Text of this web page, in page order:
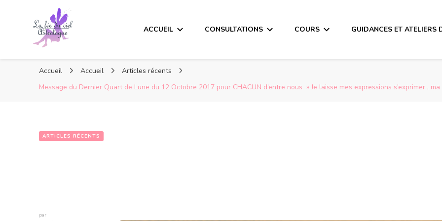
ACCUEIL CONSULTATIONS COURS GUIDANCES ET ATELIERS
Accueil Accueil
Articles récents
Message du Dernier Quart de Lune du 12 Octobre 2017 pour CHACUN d’entre nous » Je laisse mes expressions s’exprimer ,
ARTICLES RÉCENTS
par